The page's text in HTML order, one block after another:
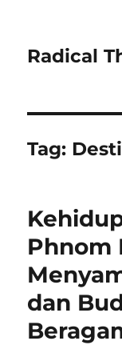
Radical
Tag:
Phnom
dan